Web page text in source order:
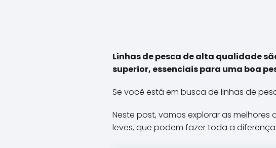
Linhas de pesca de alta qualidade
superior, essenciais para uma boa
Se você está em busca de linhas de
Neste post, vamos explorar as
leves, que podem fazer toda a